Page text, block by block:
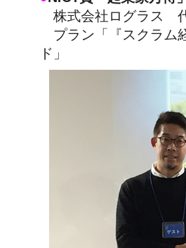
株式会社ログラス
プラン「『スクラム
ド」